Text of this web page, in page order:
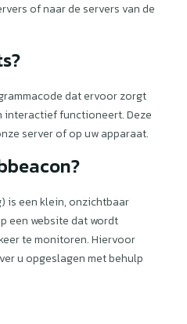
of naar de servers van de
dat ervoor zorgt
interactief functioneert. Deze
server of op uw apparaat.
is een klein, onzichtbaar
een website dat wordt
te monitoren. Hiervoor
u opgeslagen met behulp